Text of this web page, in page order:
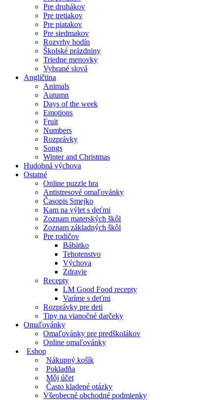
Pre druhákov
Pre tretiakov
Pre piatakov
Pre siedmakov
Rozvrhy hodín
Školské prázdniny
Triedne menovky
Vybrané slová
Angličtina
Animals
Autumn
Days of the week
Emotions
Fruit
Numbers
Rozprávky
Songs
Winter and Christmas
Hudobná výchova
Ostatné
Online puzzle hra
Antistresové omaľovánky
Časopis Smejko
Kam na výlet s deťmi
Zoznam materských škôl
Zoznam základných škôl
Pre rodičov
Bábätko
Tehotenstvo
Výchova
Zdravie
Recepty
LM Good Food recepty
Varíme s deťmi
Rozprávky pre deti
Tipy na vianočné darčeky
Omaľovánky
Omaľovánky pre predškolákov
Online omaľovánky
Eshop
Nákupný košík
Pokladňa
Môj účet
Často kladené otázky
Všeobecné obchodné podmienky